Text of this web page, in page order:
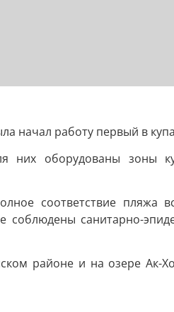
начал работу первый в
оборудованы зоны
соответствие пляжа
соблюдены санитарно-
районе и на озере Ак-